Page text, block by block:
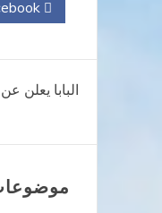
تصفّح
البابا يعلن